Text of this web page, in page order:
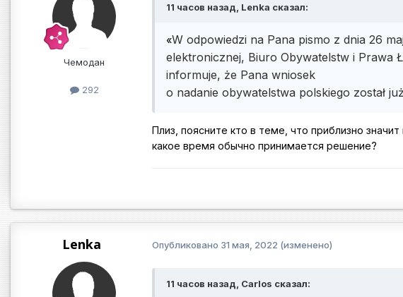
Чемодан
292
11 часов назад, Lenka сказал:
«W odpowiedzi na Pana pismo z dnia 26
elektronicznej, Biuro Obywatelstw i Prawa
informuje, że Pana wniosek
o nadanie obywatelstwa polskiego został
Плиз, поясните кто в теме, что приблизно
какое время обычно принимается решение?
Lenka Опубликовано 31 мая, 2022 (изменено)
11 часов назад, Carlos сказал: